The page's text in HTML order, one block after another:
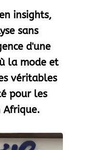
insights,
sans
d'une
la mode et
véritables
pour les
Afrique.